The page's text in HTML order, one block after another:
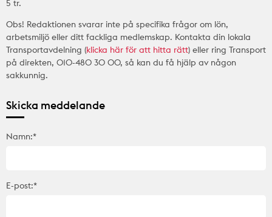
5 tr.
Obs! Redaktionen svarar inte på specifika frågor om lön,
arbetsmiljö eller ditt fackliga medlemskap. Kontakta din lokala
Transportavdelning (klicka här för att hitta rätt) eller ring Transport
på direkten, 010-480 30 00, så kan du få hjälp av någon
sakkunnig.
Skicka meddelande
Namn:*
E-post:*